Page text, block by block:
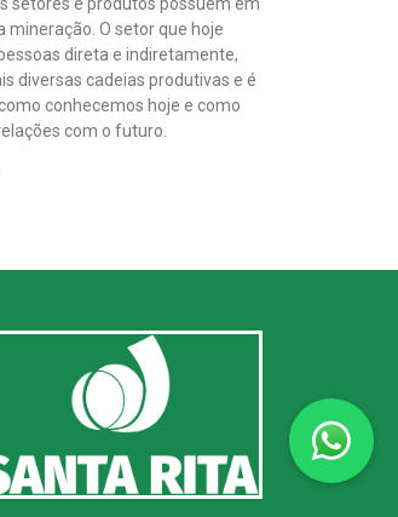
mineração. O setor que hoje
direta e indiretamente,
diversas cadeias produtivas e é
conhecemos hoje e como
com o futuro.